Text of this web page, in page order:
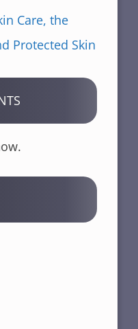
Care, the
Protected Skin